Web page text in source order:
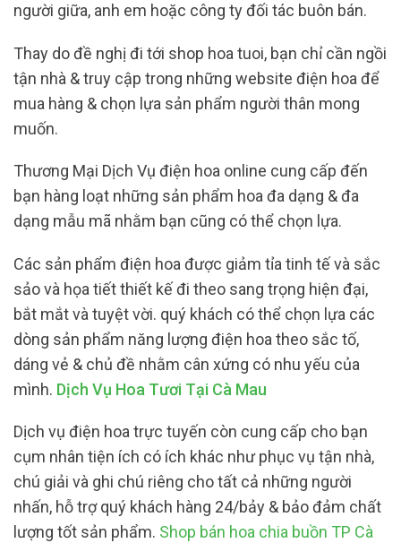
người giữa, anh em hoặc công ty đối tác buôn bán.
Thay do đề nghị đi tới shop hoa tuoi, bạn chỉ cần ngồi
tận nhà & truy cập trong những website điện hoa để
mua hàng & chọn lựa sản phẩm người thân mong
muốn.
Thương Mại Dịch Vụ điện hoa online cung cấp đến
bạn hàng loạt những sản phẩm hoa đa dạng & đa
dạng mẫu mã nhằm bạn cũng có thể chọn lựa.
Các sản phẩm điện hoa được giảm tỉa tinh tế và sắc
sảo và họa tiết thiết kế đi theo sang trọng hiện đại,
bắt mắt và tuyệt vời. quý khách có thể chọn lựa các
dòng sản phẩm năng lượng điện hoa theo sắc tố,
dáng vẻ & chủ đề nhằm cân xứng có nhu yếu của
mình. Dịch Vụ Hoa Tươi Tại Cà Mau
Dịch vụ điện hoa trực tuyến còn cung cấp cho bạn
cụm nhân tiện ích có ích khác như phục vụ tận nhà,
chú giải và ghi chú riêng cho tất cả những người
nhấn, hỗ trợ quý khách hàng 24/bảy & bảo đảm chất
lượng tốt sản phẩm. Shop bán hoa chia buồn TP Cà